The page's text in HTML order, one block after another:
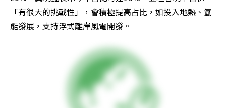
「有很大的挑戰性」，會積極提高占比，如投入地熱、氫
能發展，支持浮式離岸風電開發。